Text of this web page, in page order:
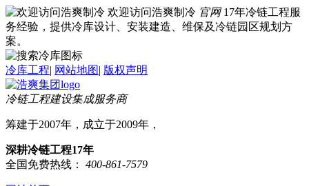
欢迎访问浩爽制冷 官网 17年冷链工程服
务经验，提供冷库设计、安装建造、维保及冷链园区规划方
案。
冷库工程| 网站地图| 版权声明
冷链工程建设集成服务商
筹建于2007年，成立于2009年，
深耕冷链工程17年
全国免费热线：
400-861-7579